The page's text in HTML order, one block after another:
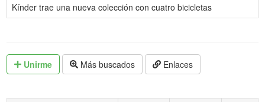
Kínder trae una nueva colección con cuatro bicicletas
Unirme Más buscados Enlaces